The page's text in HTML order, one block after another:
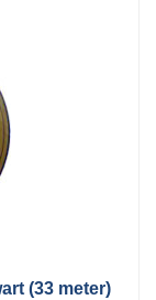
(33 meter)